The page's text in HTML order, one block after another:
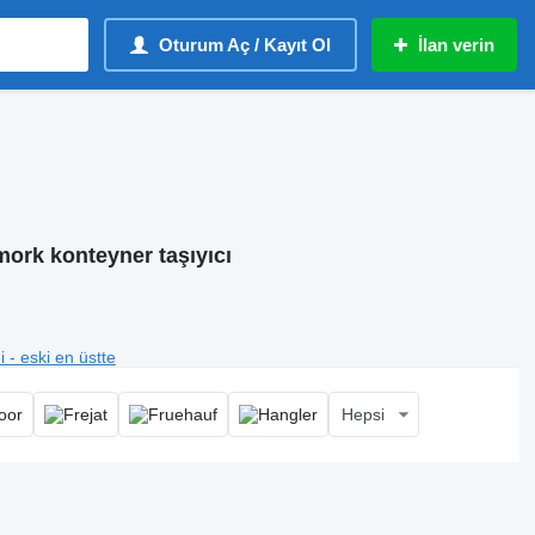
Oturum Aç / Kayıt Ol İlan verin
konteyner taşıyıcı
- eski en üstte
Hepsi